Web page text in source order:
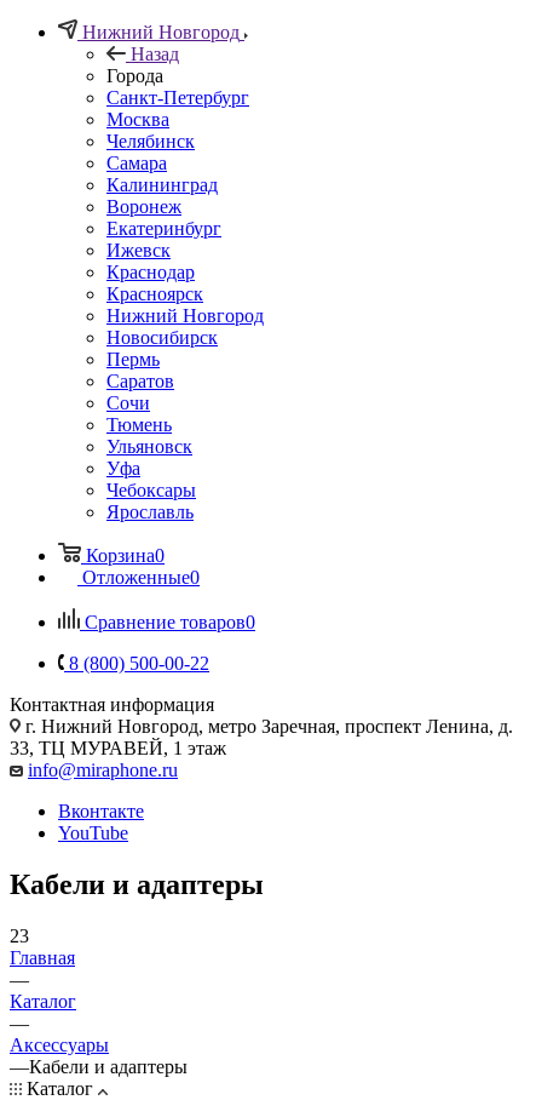
Нижний Новгород
Назад
Города
Санкт-Петербург
Москва
Челябинск
Самара
Калининград
Воронеж
Екатеринбург
Ижевск
Краснодар
Красноярск
Нижний Новгород
Новосибирск
Пермь
Саратов
Сочи
Тюмень
Ульяновск
Уфа
Чебоксары
Ярославль
Корзина0
Отложенные0
Сравнение товаров0
8 (800) 500-00-22
Контактная информация
г. Нижний Новгород, метро Заречная, проспект Ленина, д.
33, ТЦ МУРАВЕЙ, 1 этаж
info@miraphone.ru
Вконтакте
YouTube
Кабели и адаптеры
23
Главная
—
Каталог
—
Аксессуары
—Кабели и адаптеры
Каталог